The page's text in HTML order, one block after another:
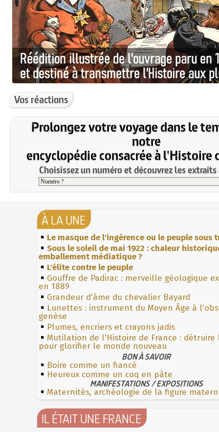
Vos réactions
Prolongez votre voyage dans le
notre
encyclopédie consacrée à l'Histoire
Choisissez un numéro et découvrez les
À LA UNE
Le masque de l'ingérence ou le peuple sous
Sous le soleil de mai 1922 : chaleur
emballement médiatique ?
L'élite contre le peuple
Gouffre de Padirac : merveille géologique
en 1889
Grandeur d'âme du chevalier Bayard
Lunettes : instrument du Moyen Âge à
genèse
Plumes, encriers et crayons jadis
Mutilation de l'Histoire de France : détruire
pour glorifier le monde nouveau
BON À SAVOIR
Boire comme un fiancé
Heureux comme un coq en pâte
MANIFESTATIONS / EXPOSITIONS
Maternités, archéologie de la figure
IL ÉTAIT UNE FRANCE